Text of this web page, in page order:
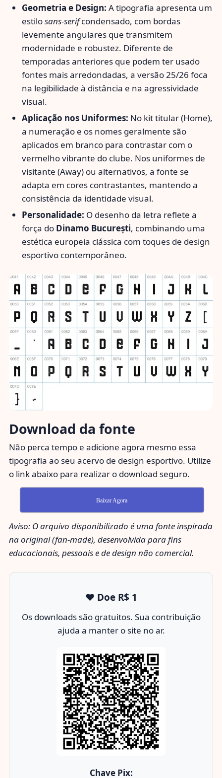
Geometria e Design: A tipografia apresenta um
estilosans-serifcondensado, com bordas
levemente angulares que transmitem
modernidade e robustez. Diferente de
temporadas anteriores que podem ter usado
fontes mais arredondadas, a versão 25/26 foca
na legibilidade à distância e na agressividade
visual.
Aplicação nos Uniformes: No kit titular (Home),
a numeração e os nomes geralmente são
aplicados em branco para contrastar com o
vermelho vibrante do clube. Nos uniformes de
visitante (Away) ou alternativos, a fonte se
adapta em cores contrastantes, mantendo a
consistência da identidade visual.
Personalidade: O desenho da letra reflete a
força do Dinamo București, combinando uma
estética europeia clássica com toques de design
esportivo contemporâneo.
Download da fonte
Não perca tempo e adicione agora mesmo essa
tipografia ao seu acervo de design esportivo. Utilize
o link abaixo para realizar o download seguro.
Baixar Agora
Aviso: O arquivo disponibilizado é uma fonte inspirada
na original (fan-made), desenvolvida para fins
educacionais, pessoais e de design não comercial.
❤️ Doe R$ 1
Os downloads são gratuitos. Sua contribuição
ajuda a manter o site no ar.
Chave Pix: